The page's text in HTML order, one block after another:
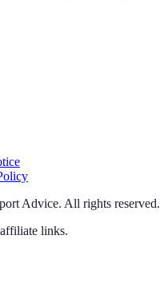
Advice. All rights reserved.
links.